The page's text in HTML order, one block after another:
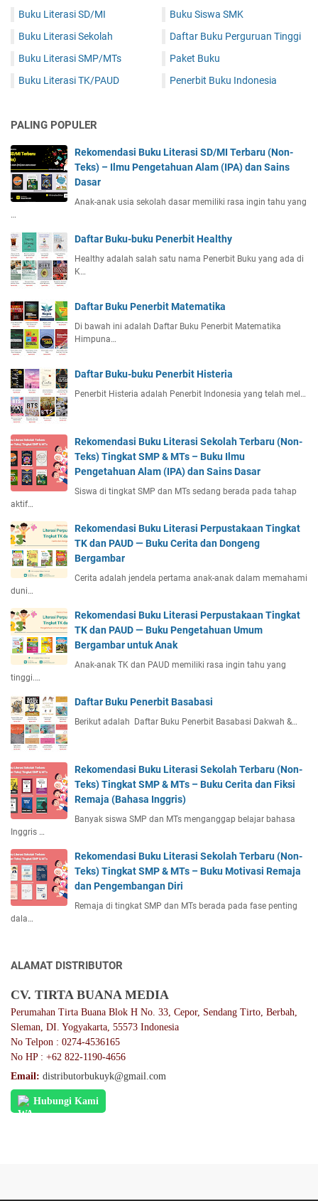
Buku Literasi SD/MI
Buku Literasi Sekolah
Buku Literasi SMP/MTs
Buku Literasi TK/PAUD
Buku Siswa SMK
Daftar Buku Perguruan Tinggi
Paket Buku
Penerbit Buku Indonesia
PALING POPULER
Rekomendasi Buku Literasi SD/MI Terbaru (Non-
Teks) – Ilmu Pengetahuan Alam (IPA) dan Sains
Dasar
Anak-anak usia sekolah dasar memiliki rasa ingin tahu yang
…
Daftar Buku-buku Penerbit Healthy
Healthy adalah salah satu nama Penerbit Buku yang ada di
K…
Daftar Buku Penerbit Matematika
Di bawah ini adalah Daftar Buku Penerbit Matematika
Himpuna…
Daftar Buku-buku Penerbit Histeria
Penerbit Histeria adalah Penerbit Indonesia yang telah mel…
Rekomendasi Buku Literasi Sekolah Terbaru (Non-
Teks) Tingkat SMP & MTs – Buku Ilmu
Pengetahuan Alam (IPA) dan Sains Dasar
Siswa di tingkat SMP dan MTs sedang berada pada tahap
aktif…
Rekomendasi Buku Literasi Perpustakaan Tingkat
TK dan PAUD — Buku Cerita dan Dongeng
Bergambar
Cerita adalah jendela pertama anak-anak dalam memahami
duni…
Rekomendasi Buku Literasi Perpustakaan Tingkat
TK dan PAUD — Buku Pengetahuan Umum
Bergambar untuk Anak
Anak-anak TK dan PAUD memiliki rasa ingin tahu yang
tinggi.…
Daftar Buku Penerbit Basabasi
Berikut adalah Daftar Buku Penerbit Basabasi Dakwah &…
Rekomendasi Buku Literasi Sekolah Terbaru (Non-
Teks) Tingkat SMP & MTs – Buku Cerita dan Fiksi
Remaja (Bahasa Inggris)
Banyak siswa SMP dan MTs menganggap belajar bahasa
Inggris …
Rekomendasi Buku Literasi Sekolah Terbaru (Non-
Teks) Tingkat SMP & MTs – Buku Motivasi Remaja
dan Pengembangan Diri
Remaja di tingkat SMP dan MTs berada pada fase penting
dala…
ALAMAT DISTRIBUTOR
CV. TIRTA BUANA MEDIA
Perumahan Tirta Buana Blok H No. 33, Cepor, Sendang Tirto, Berbah,
Sleman, DI. Yogyakarta, 55573 Indonesia
No Telpon : 0274-4536165
No HP : +62 822-1190-4656
Email: distributorbukuyk@gmail.com
Hubungi Kami